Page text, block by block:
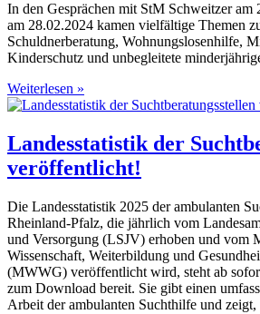
In den Gesprächen mit StM Schweitzer am
am 28.02.2024 kamen vielfältige Themen
Schuldnerberatung, Wohnungslosenhilfe,
Kinderschutz und unbegleitete
Weiterlesen »
Landesstatistik der
veröffentlicht!
Die Landesstatistik 2025 der ambulanten
Rheinland-Pfalz, die jährlich vom
und Versorgung (LSJV) erhoben und vom
Wissenschaft, Weiterbildung und
(MWWG) veröffentlicht wird, steht ab
zum Download bereit. Sie gibt einen
Arbeit der ambulanten Suchthilfe und